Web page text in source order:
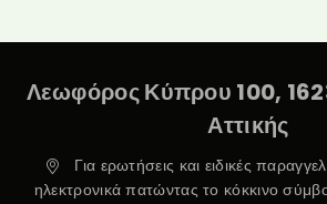
Λεωφόρος Κύπρου 100,
Αττικής
Για ερωτήσεις και ειδικές
ηλεκτρονικά πατώντας το κόκκινο